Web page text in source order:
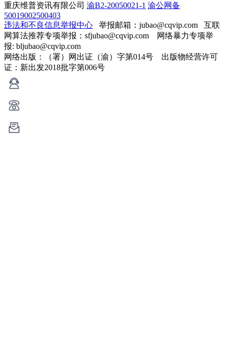
重庆维普资讯有限公司 渝B2-20050021-1 渝公网备
50019002500403
违法和不良信息举报中心 举报邮箱：jubao@cqvip.com 互联
网算法推荐专项举报：sfjubao@cqvip.com 网络暴力专项举
报: bljubao@cqvip.com
网络出版：（署）网出证（渝）字第014号 出版物经营许可
证：新出发2018批字第006号